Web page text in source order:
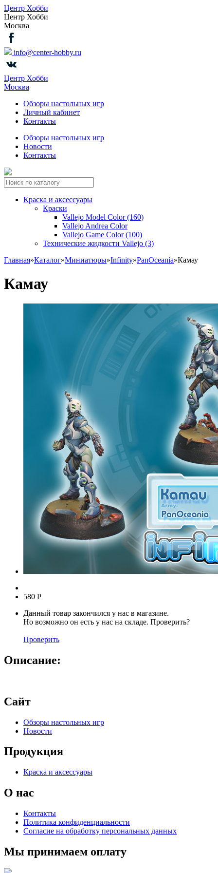
Центр Хобби
Центр Хобби
Москва
info@center-hobby.ru
Центр Хобби
Москва
Обзоры настольных игр
Личный кабинет
Контакты
Обзоры настольных игр
Новости
Контакты
Краска и аксессуары
Краски
Vallejo Model Color (160)
Vallejo Andrea Color
Vallejo Game Color (100)
Технические жидкости Vallejo (3)
Главная»Каталог»Миниатюры»Infinity»PanOceanía»Камау
Камау
580 Р
Данный товар закончился у нас в магазине.
Но возможно он есть у нас на складе. Проверить?
Проверить
Описание:
Сайт
Обзоры настольных игр
Новости
Продукция
Краска и аксессуары
О нас
Контакты
Политика конфиденциальности
Согласие на обработку персональных данных
Мы принимаем оплату